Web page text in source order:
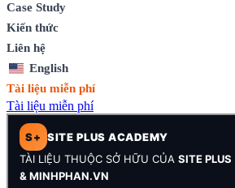
Case Study
Kiến thức
Liên hệ
English
Tài liệu miễn phí
Tài liệu miễn phí